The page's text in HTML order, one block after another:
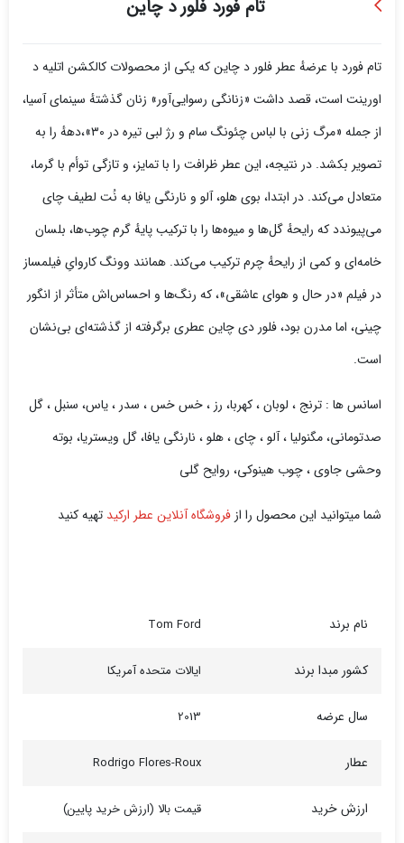
تام فورد فلور د چاین
تام فورد با عرضهٔ عطر فلور د چاین که یکی از محصولات کالکشن اتلیه د
اورینت است، قصد داشت «زنانگی رسوایی‌آور» زنان گذشتهٔ سینمای آسیا،
از جمله «مرگ زنی با لباس چئونگ ‌سام و رژ لبی تیره در ۳۰»،دههٔ را به
تصویر بکشد. در نتیجه، این عطر ظرافت را با تمایز، و تازگی توأم با گرما،
متعادل می‌کند. در ابتدا، بوی هلو، آلو و نارنگی یافا به نُت لطیف چای
می‌پیوندد که رایحهٔ گل‌ها و میوه‌ها را با ترکیب پایهٔ گرم چوب‌ها، بلسان
خامه‌ای و کمی از رایحهٔ چرم ترکیب می‌کند. همانند وونگ کاروایِ فیلمساز
در فیلم «در حال و هوای عاشقی»، که رنگ‌ها و احساس‌اش متأثر از انگور
چینی، اما مدرن بود، فلور دی چاین عطری برگرفته از گذشته‌ای بی‌نشان
است.
اسانس ها : ترنج ، لوبان ، کهربا، رز ، خس خس ، سدر ، یاس، سنبل ، گل
صدتومانی، مگنولیا ، آلو ، چای ، هلو ، نارنگی یافا، گل ویستریا، بوته
وحشی جاوی ، چوب هینوکی، روایح گلی
شما میتوانید این محصول را از فروشگاه آنلاین عطر ارکید تهیه کنید
نام برند Tom Ford
کشور مبدا برند ایالات متحده آمریکا
سال عرضه 2013
عطار Rodrigo Flores-Roux
ارزش خرید قیمت بالا (ارزش خرید پایین)